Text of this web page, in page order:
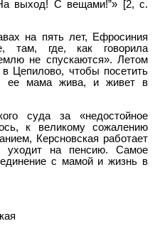
выход! С вещами!”» [2, c.
на пять лет, Ефросиния
там, где, как говорила
не спускаются». Летом
Цепилово, чтобы посетить
ее мама жива, и живет в
суда за «недостойное
к великому сожалению
Керсновская работает
уходит на пенсию. Самое
с мамой и жизнь в